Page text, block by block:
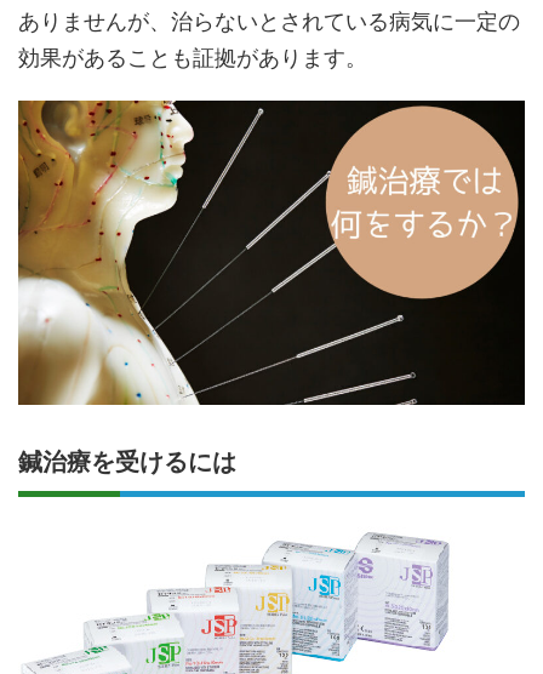
ありませんが、治らないとされている病気に一定の
効果があることも証拠があります。
鍼治療を受けるには